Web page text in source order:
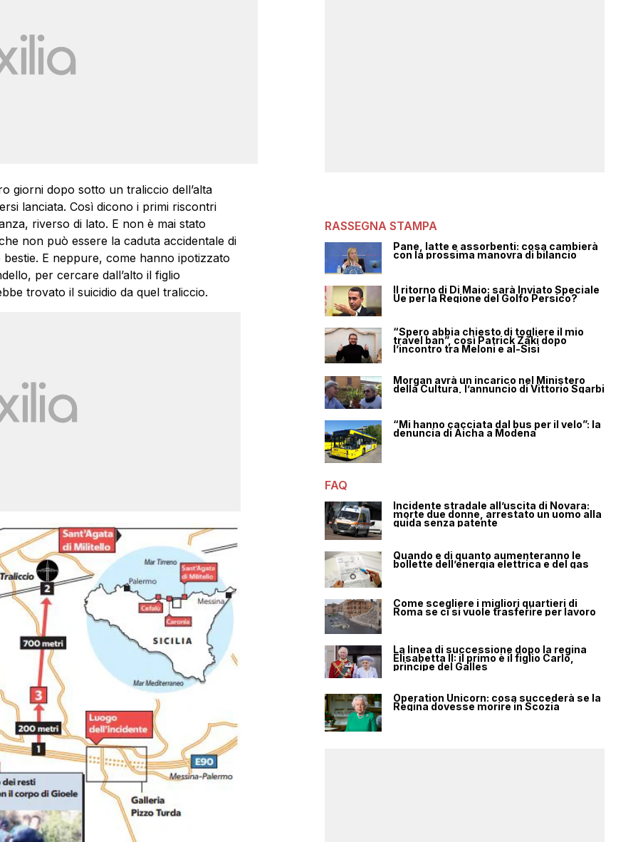
giorni dopo sotto un traliccio dell’alta
lanciata. Così dicono i primi riscontri
riverso di lato. E non è mai stato
non può essere la caduta accidentale di
E neppure, come hanno ipotizzato
per cercare dall’alto il figlio
trovato il suicidio da quel traliccio.
RASSEGNA STAMPA
Pane, latte e assorbenti: cosa cambierà
con la prossima manovra di bilancio
Il ritorno di Di Maio: sarà Inviato Speciale
Ue per la Regione del Golfo Persico?
“Spero abbia chiesto di togliere il mio
travel ban”, così Patrick Zaki dopo
l’incontro tra Meloni e al-Sisi
Morgan avrà un incarico nel Ministero
della Cultura, l’annuncio di Vittorio Sgarbi
“Mi hanno cacciata dal bus per il velo”: la
denuncia di Aicha a Modena
FAQ
Incidente stradale all’uscita di Novara:
morte due donne, arrestato un uomo alla
guida senza patente
Quando e di quanto aumenteranno le
bollette dell’energia elettrica e del gas
Come scegliere i migliori quartieri di
Roma se ci si vuole trasferire per lavoro
La linea di successione dopo la regina
Elisabetta II: il primo è il figlio Carlo,
principe del Galles
Operation Unicorn: cosa succederà se la
Regina dovesse morire in Scozia